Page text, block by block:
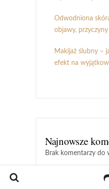
Odwodniona
objawy,
Makijaż ślubny –
efekt na
Najnowsze
Brak komentarzy do